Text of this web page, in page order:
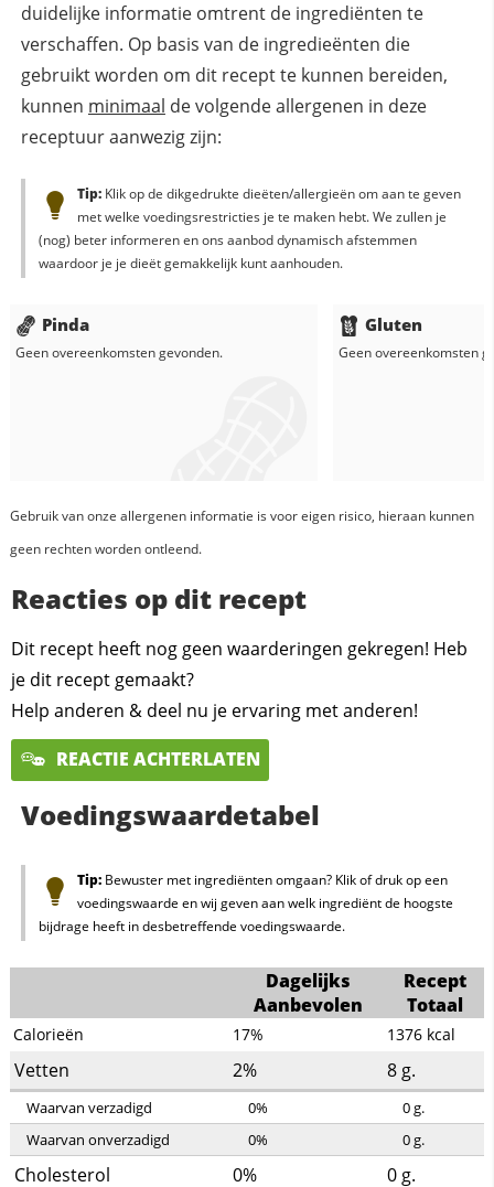
duidelijke informatie omtrent de ingrediënten te
verschaffen. Op basis van de ingredieënten die
gebruikt worden om dit recept te kunnen bereiden,
kunnen minimaal de volgende allergenen in deze
receptuur aanwezig zijn:
Tip:Klik op de dikgedrukte dieëten/allergieën om aan te geven
met welke voedingsrestricties je te maken hebt. We zullen je
(nog) beter informeren en ons aanbod dynamisch afstemmen
waardoor je je dieët gemakkelijk kunt aanhouden.
Pinda
Geen overeenkomsten gevonden.
Gluten
Geen overeenkomsten
Gebruik van onze allergenen informatie is voor eigen risico, hieraan kunnen
geen rechten worden ontleend.
Reacties op dit recept
Dit recept heeft nog geen waarderingen gekregen! Heb
je dit recept gemaakt?
Help anderen & deel nu je ervaring met anderen!
REACTIE ACHTERLATEN
Voedingswaardetabel
Tip:Bewuster met ingrediënten omgaan? Klik of druk op een
voedingswaarde en wij geven aan welk ingrediënt de hoogste
bijdrage heeft in desbetreffende voedingswaarde.
Dagelijks
Aanbevolen
Recept
Totaal
Calorieën 17% 1376 kcal
Vetten 2% 8 g.
Waarvan verzadigd 0% 0g.
Waarvan onverzadigd
0% 0g.
Cholesterol 0% 0 g.